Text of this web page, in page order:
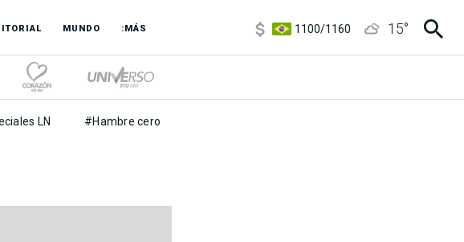
MUNDO :MÁS
1100/1160
15°
LN #Hambre cero